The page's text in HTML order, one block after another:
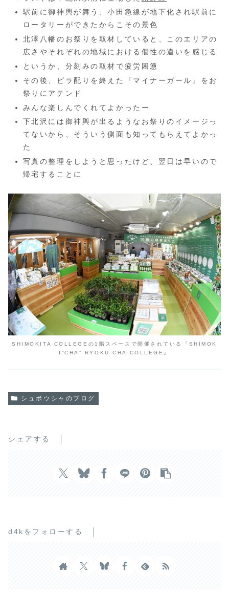
駅前に御神輿が舞う、小田急線が地下化され駅前に
ロータリーができたからこその景色
北澤八幡のお祭りを取材していると、このエリアの
広さやそれぞれの地域における個性の違いを感じる
というか、分刻みの取材で疲労困憊
その後、ビラ配りを終えた『マイナーガール』をお
祭りにアテンド
みんな楽しんでくれてよかったー
下北沢には御神輿が出るようなお祭りのイメージっ
てないから、そういう側面も知ってもらえてよかっ
た
写真の整理をしようと思ったけど、翌日は早いので
帰宅することに
SHIMOKITA COLLEGEの1階スペースで開催されている『SHIMOK
I“CHA” RYOKU CHA COLLEGE』
シュボウシャのブログ
シェアする
d4kをフォローする